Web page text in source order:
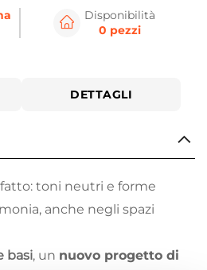
Disponibilità
0 pezzi
DETTAGLI
toni neutri e forme
anche negli spazi
basi, un nuovo progetto di